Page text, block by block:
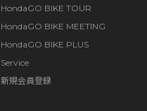
HondaGO BIKE TOUR
HondaGO BIKE MEETING
HondaGO BIKE PLUS
Service
新規会員登録